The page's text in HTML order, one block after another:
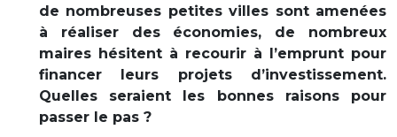
de nombreuses petites villes sont amenées
à réaliser des économies, de nombreux
maires hésitent à recourir à l’emprunt pour
financer leurs projets d’investissement.
Quelles seraient les bonnes raisons pour
passer le pas ?